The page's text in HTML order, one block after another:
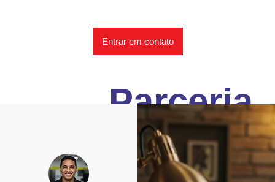
Parceria
Entrar em contato